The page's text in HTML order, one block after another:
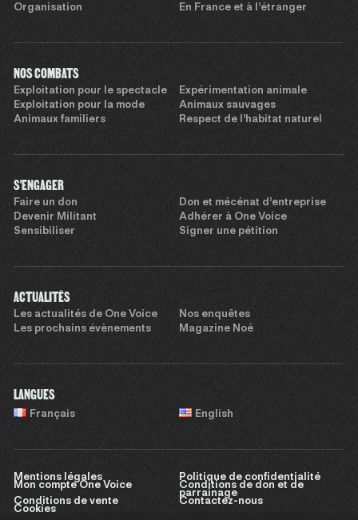
Organisation
En France et à l’étranger
NOS COMBATS
Exploitation pour le spectacle
Expérimentation animale
Exploitation pour la mode
Animaux sauvages
Animaux familiers
Respect de l’habitat naturel
S'ENGAGER
Faire un don
Don et mécénat d’entreprise
Devenir Militant
Adhérer à One Voice
Sensibiliser
Signer une pétition
ACTUALITÉS
Les actualités de One Voice
Nos enquêtes
Les prochains évènements
Magazine Noé
LANGUES
Français English
Mentions légales
Politique de confidentialité
Mon compte One Voice
Conditions de don et de
parrainage
Conditions de vente
Contactez-nous
Cookies